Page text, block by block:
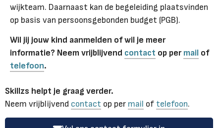
Skillzs helpt je graag verder.
Neem vrijblijvend contact op per mail of telefoon.
wijkteam. Daarnaast kan de begeleiding plaatsvinden
op basis van persoonsgebonden budget (PGB).
Wil jij jouw kind aanmelden of wil je meer
informatie? Neem vrijblijvend contact op per mail of
telefoon.